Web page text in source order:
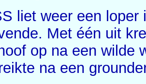
liet weer een
Met één uit
op na een wilde
na een